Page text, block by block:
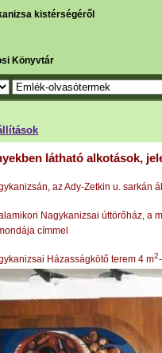
kistérségéről
Könyvtár
látható alkotások,
az Ady-Zetkin u. sarkán
Nagykanizsai úttörőház, a
címmel
Házasságkötő terem 4 m2